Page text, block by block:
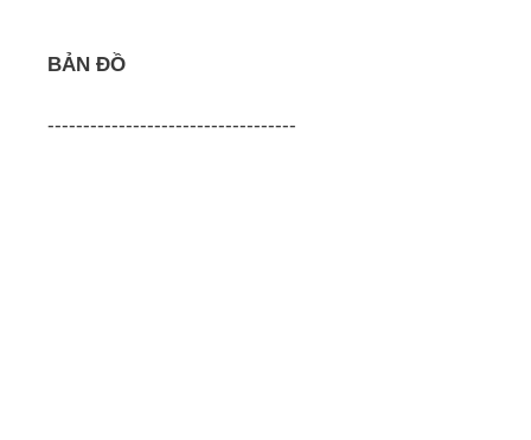
BẢN ĐỒ
-----------------------------------